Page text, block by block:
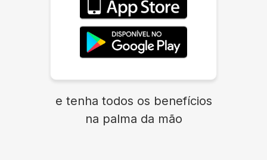
e tenha todos os benefícios
na palma da mão